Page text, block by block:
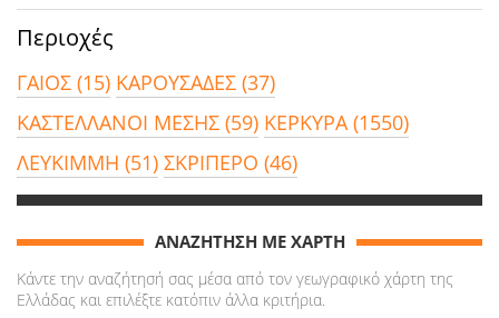
Περιοχές
ΓΑΙΟΣ (15) ΚΑΡΟΥΣΑΔΕΣ (37)
ΚΑΣΤΕΛΛΑΝΟΙ ΜΕΣΗΣ (59) ΚΕΡΚΥΡΑ (1550)
ΛΕΥΚΙΜΜΗ (51) ΣΚΡΙΠΕΡΟ (46)
ΑΝΑΖΗΤΗΣΗ ΜΕ ΧΑΡΤΗ
Κάντε την αναζήτησή σας μέσα από τον γεωγραφικό χάρτη της
Ελλάδας και επιλέξτε κατόπιν άλλα κριτήρια.